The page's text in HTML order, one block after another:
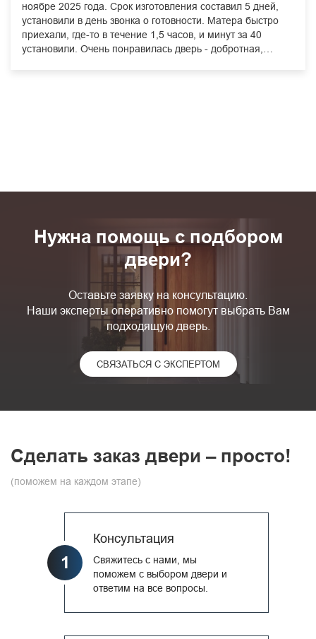
ноябре 2025 года. Срок изготовления составил 5 дней,
установили в день звонка о готовности. Матера быстро
приехали, где-то в течение 1,5 часов, и минут за 40
установили. Очень понравилась дверь - добротная,
Нужна помощь с подбором
двери?
Оставьте заявку на консультацию.
Наши эксперты оперативно помогут выбрать Вам
подходящую дверь.
СВЯЗАТЬСЯ С ЭКСПЕРТОМ
Сделать заказ двери – просто!
(поможем на каждом этапе)
1
Консультация
Свяжитесь с нами, мы
поможем с выбором двери и
ответим на все вопросы.